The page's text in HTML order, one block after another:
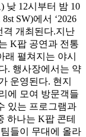
낮 12시부터 밤 10
SW)에서 ‘2026
격 개최된다.지난
K팝 공연과 전통
래 펼쳐지는 야시
. 행사장에서는 약
운영된다. 현지
에 모여 방문객들
있는 프로그램과
하나는 K팝 콘테
들이 무대에 올라